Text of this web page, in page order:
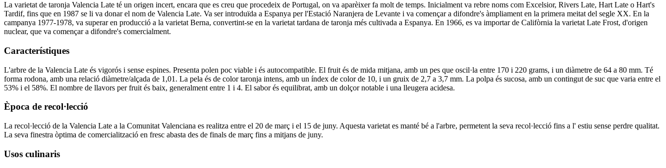
La varietat de taronja Valencia Late té un origen incert, encara que es creu que procedeix de Portugal, on va aparèixer fa molt de temps. Inicialment va rebre noms com Excelsior, Rivers Late, Hart Late o Hart's
Tardif, fins que en 1987 se li va donar el nom de Valencia Late. Va ser introduïda a Espanya per l'Estació Naranjera de Levante i va començar a difondre's àmpliament en la primera meitat del segle XX. En la
campanya 1977-1978, va superar en producció a la varietat Berna, convertint-se en la varietat tardana de taronja més cultivada a Espanya. En 1966, es va importar de Califòrnia la varietat Late Frost, d'origen
nuclear, que va començar a difondre's comercialment.
Característiques
L'arbre de la Valencia Late és vigorós i sense espines. Presenta polen poc viable i és autocompatible. El fruit és de mida mitjana, amb un pes que oscil·la entre 170 i 220 grams, i un diàmetre de 64 a 80 mm. Té
forma rodona, amb una relació diàmetre/alçada de 1,01. La pela és de color taronja intens, amb un índex de color de 10, i un gruix de 2,7 a 3,7 mm. La polpa és sucosa, amb un contingut de suc que varia entre el
53% i el 58%. El nombre de llavors per fruit és baix, generalment entre 1 i 4. El sabor és equilibrat, amb un dolçor notable i una lleugera acidesa.
Època de recol·lecció
La recol·lecció de la Valencia Late a la Comunitat Valenciana es realitza entre el 20 de març i el 15 de juny. Aquesta varietat es manté bé a l'arbre, permetent la seva recol·lecció fins a l' estiu sense perdre qualitat.
La seva finestra òptima de comercialització en fresc abasta des de finals de març fins a mitjans de juny.
Usos culinaris